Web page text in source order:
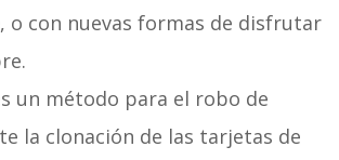
, o con nuevas formas de disfrutar
un método para el robo de
la clonación de las tarjetas de